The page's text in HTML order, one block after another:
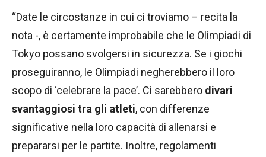
“Date le circostanze in cui ci troviamo – recita la
nota -, è certamente improbabile che le Olimpiadi di
Tokyo possano svolgersi in sicurezza. Se i giochi
proseguiranno, le Olimpiadi negherebbero il loro
scopo di ‘celebrare la pace’. Ci sarebbero divari
svantaggiosi tra gli atleti, con differenze
significative nella loro capacità di allenarsi e
prepararsi per le partite. Inoltre, regolamenti